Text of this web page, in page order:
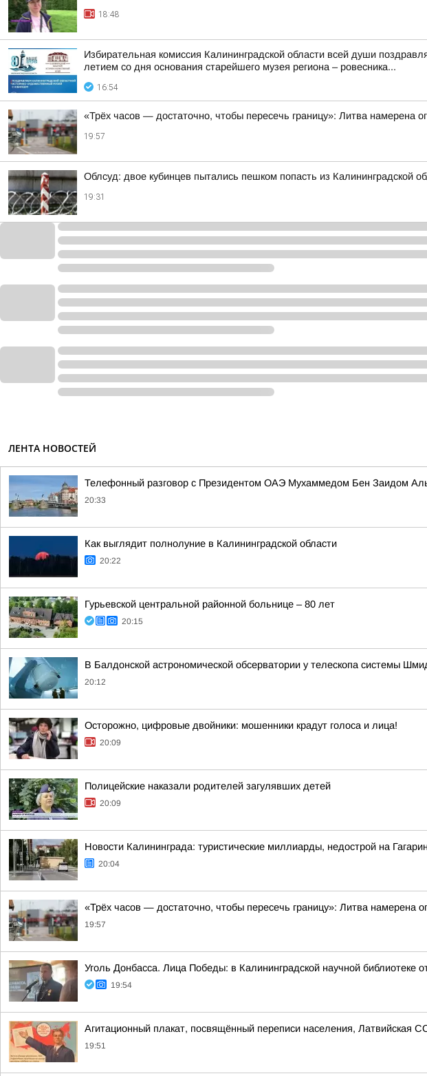
18:48
Избирательная комиссия Калининградской области всей души
летием со дня основания старейшего музея региона – ровесника...
16:54
«Трёх часов — достаточно, чтобы пересечь границу»: Литва намерена
19:57
Облсуд: двое кубинцев пытались пешком попасть из Калининградской
19:31
ЛЕНТА НОВОСТЕЙ
Телефонный разговор с Президентом ОАЭ Мухаммедом Бен Заидом
20:33
Как выглядит полнолуние в Калининградской области
20:22
Гурьевской центральной районной больнице – 80 лет
20:15
В Балдонской астрономической обсерватории у телескопа системы
20:12
Осторожно, цифровые двойники: мошенники крадут голоса и лица!
20:09
Полицейские наказали родителей загулявших детей
20:09
Новости Калининграда: туристические миллиарды, недострой на
20:04
«Трёх часов — достаточно, чтобы пересечь границу»: Литва намерена
19:57
Уголь Донбасса. Лица Победы: в Калининградской научной библиотеке
19:54
Агитационный плакат, посвящённый переписи населения, Латвийская
19:51